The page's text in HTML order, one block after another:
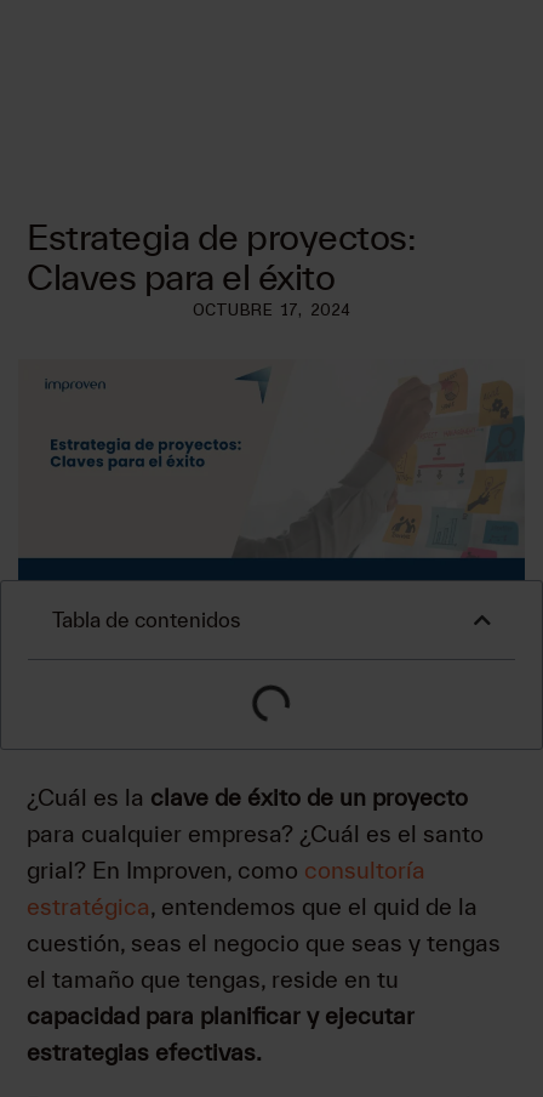
Estrategia de proyectos:
Claves para el éxito
OCTUBRE 17, 2024
Tabla de contenidos
¿Cuál es la clave de éxito de un proyecto
para cualquier empresa? ¿Cuál es el santo
grial? En Improven, como consultoría
estratégica, entendemos que el quid de la
cuestión, seas el negocio que seas y tengas
el tamaño que tengas, reside en tu
capacidad para planificar y ejecutar
estrategias efectivas.